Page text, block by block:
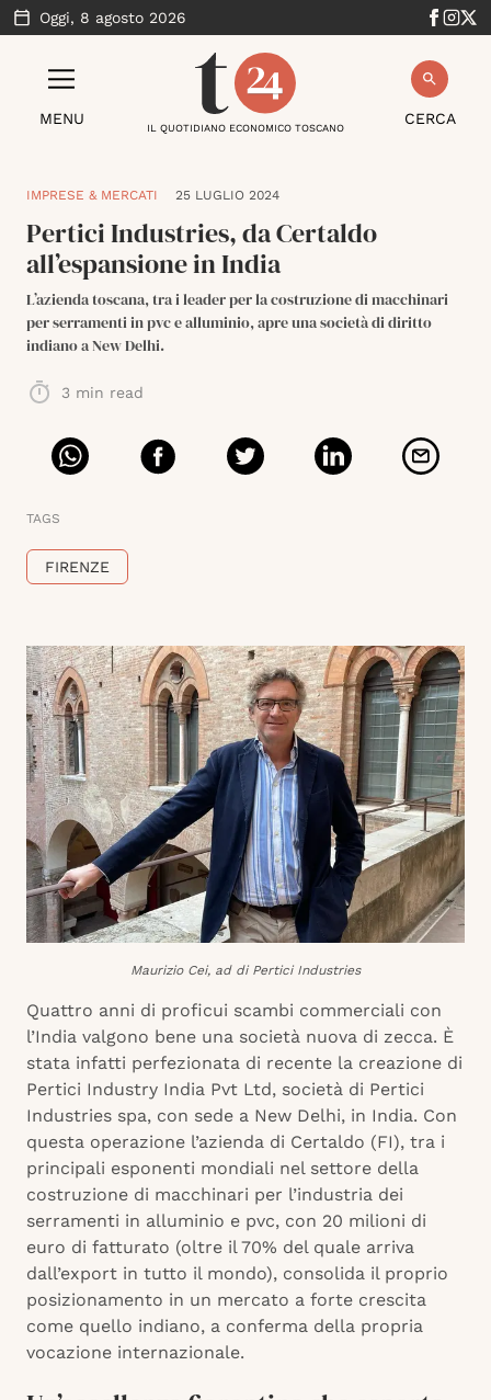
Oggi, 8 agosto 2026
MENU CERCA
IL QUOTIDIANO ECONOMICO TOSCANO
IMPRESE & MERCATI 25 LUGLIO 2024
Pertici Industries, da Certaldo
all’espansione in India
L’azienda toscana, tra i leader per la costruzione di macchinari
per serramenti in pvc e alluminio, apre una società di diritto
indiano a New Delhi.
3 min read
TAGS
FIRENZE
Maurizio Cei, ad di Pertici Industries
Quattro anni di proficui scambi commerciali con
l’India valgono bene una società nuova di zecca. È
stata infatti perfezionata di recente la creazione di
Pertici Industry India Pvt Ltd, società di Pertici
Industries spa, con sede a New Delhi, in India. Con
questa operazione l’azienda di Certaldo (FI), tra i
principali esponenti mondiali nel settore della
costruzione di macchinari per l’industria dei
serramenti in alluminio e pvc, con 20 milioni di
euro di fatturato (oltre il 70% del quale arriva
dall’export in tutto il mondo), consolida il proprio
posizionamento in un mercato a forte crescita
come quello indiano, a conferma della propria
vocazione internazionale.